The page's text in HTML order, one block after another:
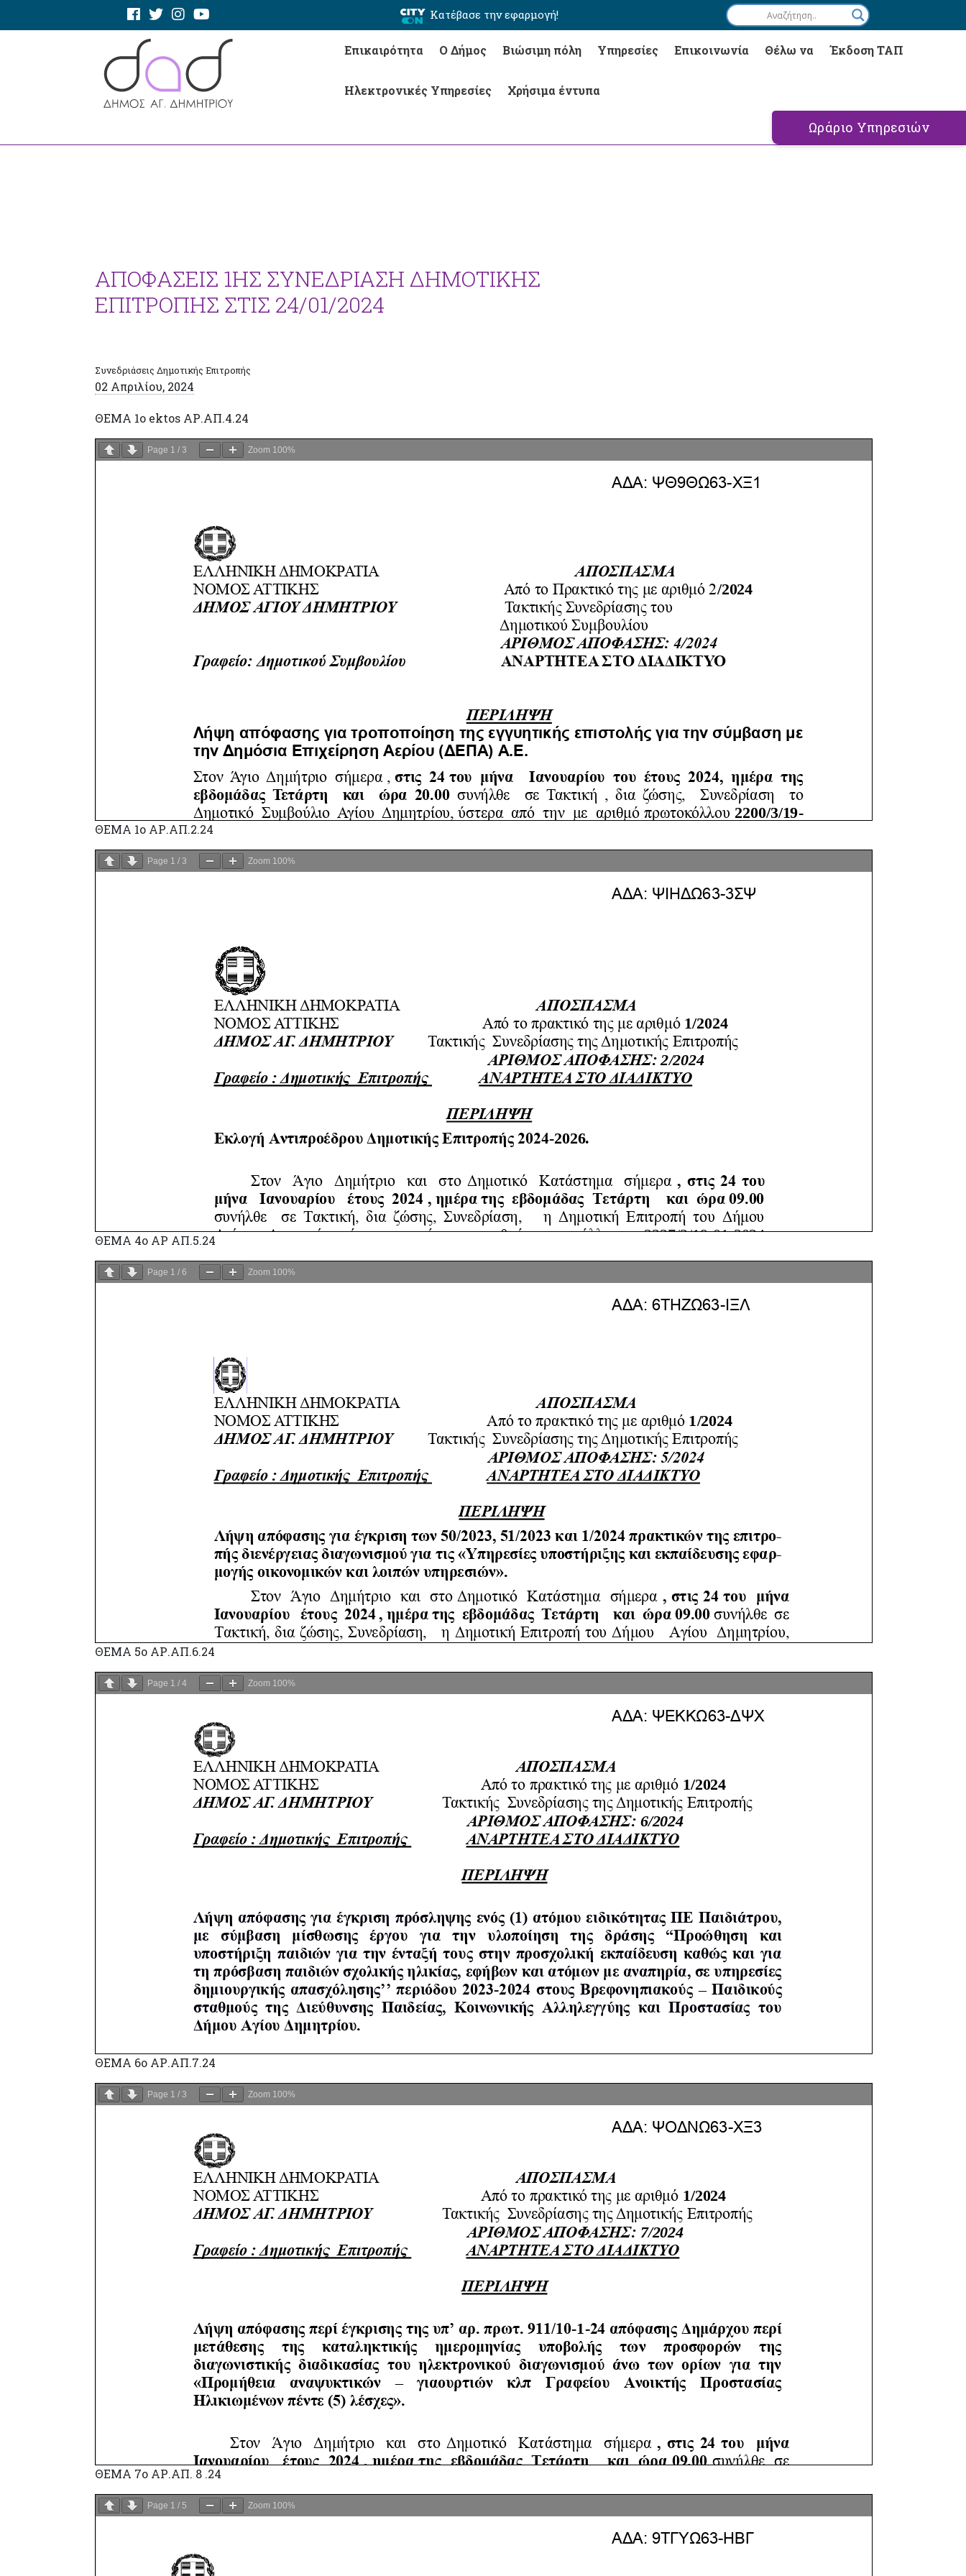
Κατέβασε την εφαρμογή!
Επικαιρότητα Ο Δήμος Βιώσιμη πόλη Υπηρεσίες Επικοινωνία Θέλω να Έκδοση ΤΑΠ
Ηλεκτρονικές Υπηρεσίες Χρήσιμα έντυπα
Ωράριο Υπηρεσιών
ΑΠΟΦΑΣΕΙΣ 1ΗΣ ΣΥΝΕΔΡΙΑΣΗ ΔΗΜΟΤΙΚΗΣ
ΕΠΙΤΡΟΠΗΣ ΣΤΙΣ 24/01/2024
Συνεδριάσεις Δημοτικής Επιτροπής
02 Απριλίου, 2024
ΘΕΜΑ 1o ektos ΑΡ.ΑΠ.4.24
Page 1 / 3 Zoom 100%
ΘΕΜΑ 1ο ΑΡ.ΑΠ.2.24
Page 1 / 3 Zoom 100%
ΘΕΜΑ 4o ΑΡ ΑΠ.5.24
Page 1 / 6 Zoom 100%
ΘΕΜΑ 5ο ΑΡ.ΑΠ.6.24
Page 1 / 4 Zoom 100%
ΘΕΜΑ 6ο ΑΡ.ΑΠ.7.24
Page 1 / 3 Zoom 100%
ΘΕΜΑ 7o ΑΡ.ΑΠ. 8 .24
Page 1 / 5 Zoom 100%